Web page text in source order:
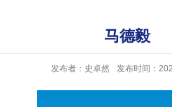
马德毅
发布者：史卓然 发布时间：